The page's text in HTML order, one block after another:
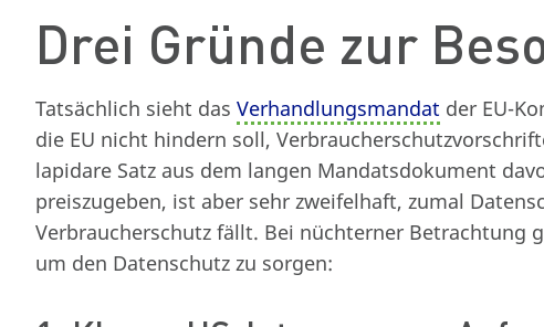
Drei Gründe zur
Tatsächlich sieht das Verhandlungsmandat der EU-
die EU nicht hindern soll,
lapidare Satz aus dem langen Mandatsdokument
preiszugeben, ist aber sehr zweifelhaft, zumal
Verbraucherschutz fällt. Bei nüchterner Betrachtung
um den Datenschutz zu sorgen: